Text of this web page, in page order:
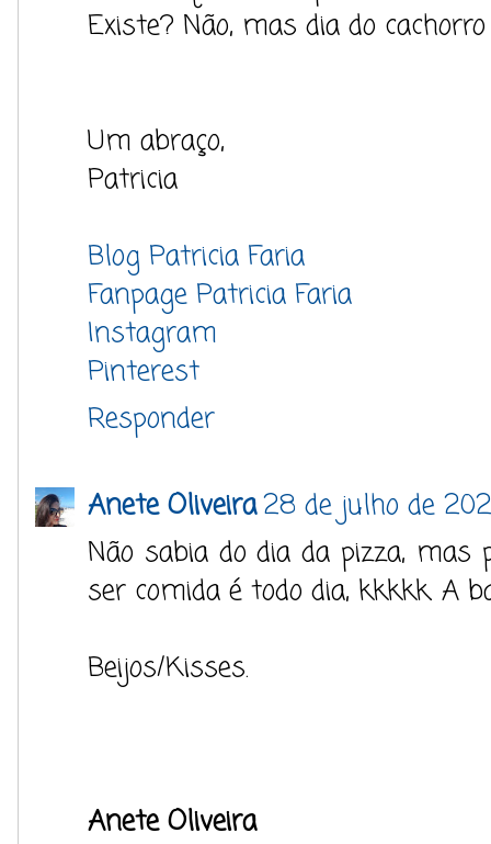
Existe? Não, mas dia do
Um abraço,
Patricia
Blog Patricia Faria
Fanpage Patricia Faria
Instagram
Pinterest
Responder
Anete Oliveira28 de julho de
Não sabia do dia da pizza, mas
ser comida é todo dia, kkkkk. A
Beijos/Kisses.
Anete Oliveira